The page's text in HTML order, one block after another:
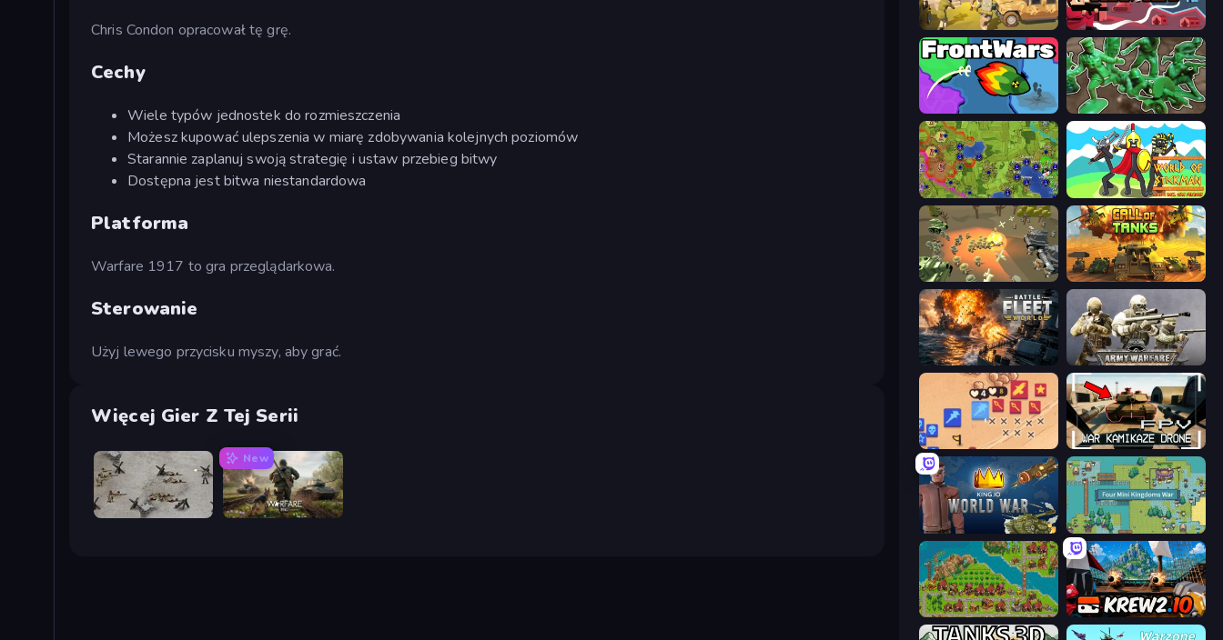
Chris Condon opracował tę grę.
Cechy
Wiele typów jednostek do rozmieszczenia
Możesz kupować ulepszenia w miarę zdobywania kolejnych poziomów
Starannie zaplanuj swoją strategię i ustaw przebieg bitwy
Dostępna jest bitwa niestandardowa
Platforma
Warfare 1917 to gra przeglądarkowa.
Sterowanie
Użyj lewego przycisku myszy, aby grać.
Więcej Gier Z Tej Serii
Warfare 1944
New
Warfare 1942
War State IO: Conquer Battles Kiomet
FrontWars.io Soldiers - Capture and Control!
Hex Empire World of Stickman Classic RTS
WW1 Battle Simulator Call of Tanks
Battle Fleet World Army Warfare
FPV War Kamikaze Drone
King.io World War Four Mini Kingdoms War
City Idle Krew.io